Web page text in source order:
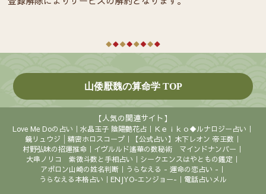
山倭厭魏の算命学 TOP
【人気の関連サイト】
Love Me Doの占い 水晶玉子 陰陽艶花占
Ｋｅｉｋｏ◆ルナロジー占い
鏡リュウジ│精密ホロスコープ
【公式占い】木下レオン 帝王数
村野弘味の招運推命
イヴルルド遙華の数秘術 マインドナンバー
大串ノリコ 紫微斗数と手相占い
シークエンスはやともの鑑定
アポロン山崎の姓名判断
うらなえる - 運命の恋占い -
うらなえる本格占い
ENJYO-エンジョー- 電話占いメル